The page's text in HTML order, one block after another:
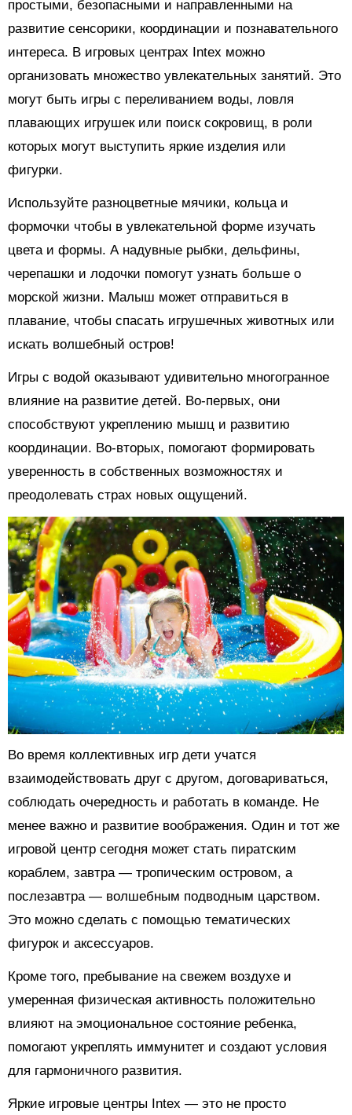
простыми, безопасными и направленными на
развитие сенсорики, координации и познавательного
интереса. В игровых центрах Intex можно
организовать множество увлекательных занятий. Это
могут быть игры с переливанием воды, ловля
плавающих игрушек или поиск сокровищ, в роли
которых могут выступить яркие изделия или
фигурки.
Используйте разноцветные мячики, кольца и
формочки чтобы в увлекательной форме изучать
цвета и формы. А надувные рыбки, дельфины,
черепашки и лодочки помогут узнать больше о
морской жизни. Малыш может отправиться в
плавание, чтобы спасать игрушечных животных или
искать волшебный остров!
Игры с водой оказывают удивительно многогранное
влияние на развитие детей. Во-первых, они
способствуют укреплению мышц и развитию
координации. Во-вторых, помогают формировать
уверенность в собственных возможностях и
преодолевать страх новых ощущений.
Во время коллективных игр дети учатся
взаимодействовать друг с другом, договариваться,
соблюдать очередность и работать в команде. Не
менее важно и развитие воображения. Один и тот же
игровой центр сегодня может стать пиратским
кораблем, завтра — тропическим островом, а
послезавтра — волшебным подводным царством.
Это можно сделать с помощью тематических
фигурок и аксессуаров.
Кроме того, пребывание на свежем воздухе и
умеренная физическая активность положительно
влияют на эмоциональное состояние ребенка,
помогают укреплять иммунитет и создают условия
для гармоничного развития.
Яркие игровые центры Intex — это не просто